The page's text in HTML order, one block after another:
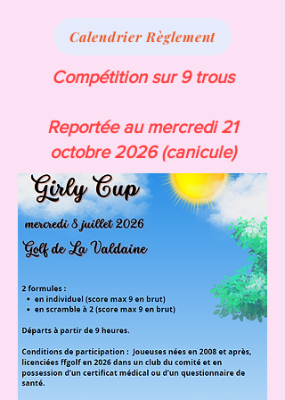
Calendrier Règlement
Compétition sur 9 trous
Reportée au mercredi 21
octobre 2026 (canicule)